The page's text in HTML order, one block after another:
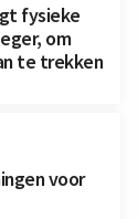
fysieke
om
te trekken
voor